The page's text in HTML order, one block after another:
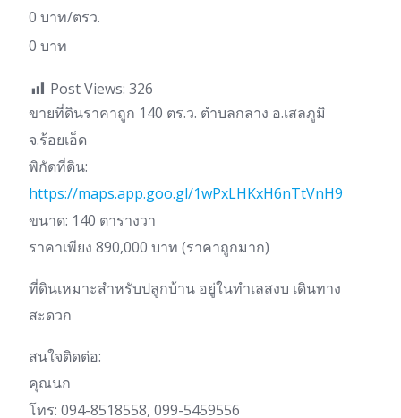
0 บาท/ตรว.
0 บาท
Post Views: 326
ขายที่ดินราคาถูก 140 ตร.ว. ตำบลกลาง อ.เสลภูมิ
จ.ร้อยเอ็ด
พิกัดที่ดิน:
https://maps.app.goo.gl/1wPxLHKxH6nTtVnH9
ขนาด: 140 ตารางวา
ราคาเพียง 890,000 บาท (ราคาถูกมาก)
ที่ดินเหมาะสำหรับปลูกบ้าน อยู่ในทำเลสงบ เดินทาง
สะดวก
สนใจติดต่อ:
คุณนก
โทร: 094-8518558, 099-5459556